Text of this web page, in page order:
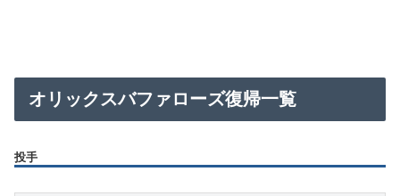
オリックスバファローズ復帰一覧
投手